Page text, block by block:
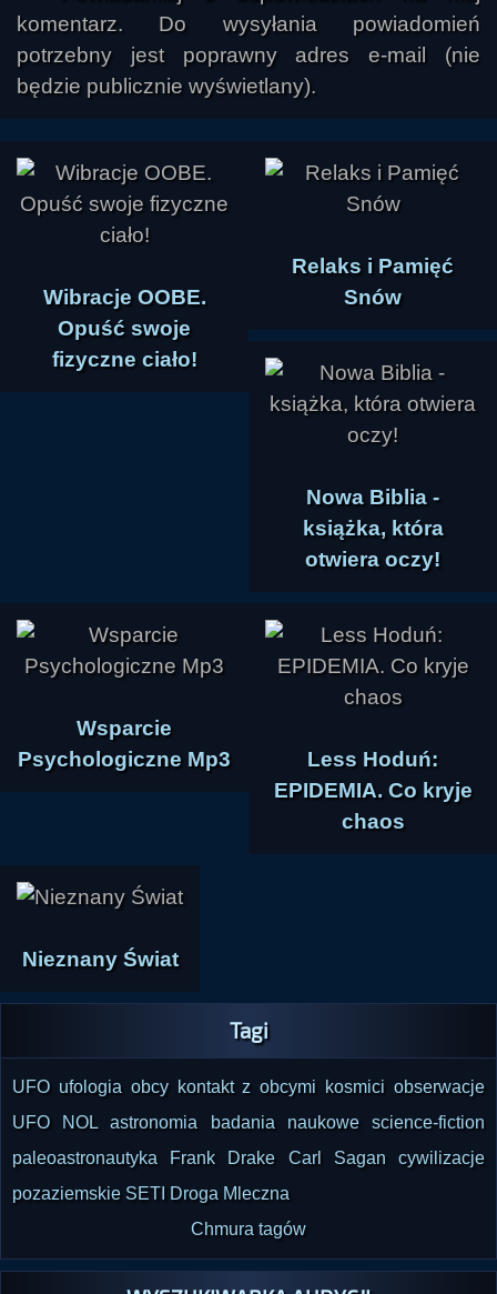
komentarz. Do wysyłania powiadomień
potrzebny jest poprawny adres e-mail (nie
będzie publicznie wyświetlany).
Wibracje OOBE.
Opuść swoje
fizyczne ciało!
Relaks i Pamięć
Snów
Nowa Biblia -
książka, która
otwiera oczy!
Wsparcie
Psychologiczne Mp3
Less Hoduń:
EPIDEMIA. Co kryje
chaos
Nieznany Świat
Tagi
UFO ufologia obcy kontakt z obcymi kosmici obserwacje
UFO
NOL astronomia badania naukowe
science-fiction
paleoastronautyka
Frank Drake Carl Sagan
cywilizacje
pozaziemskie SETI Droga Mleczna
Chmura tagów